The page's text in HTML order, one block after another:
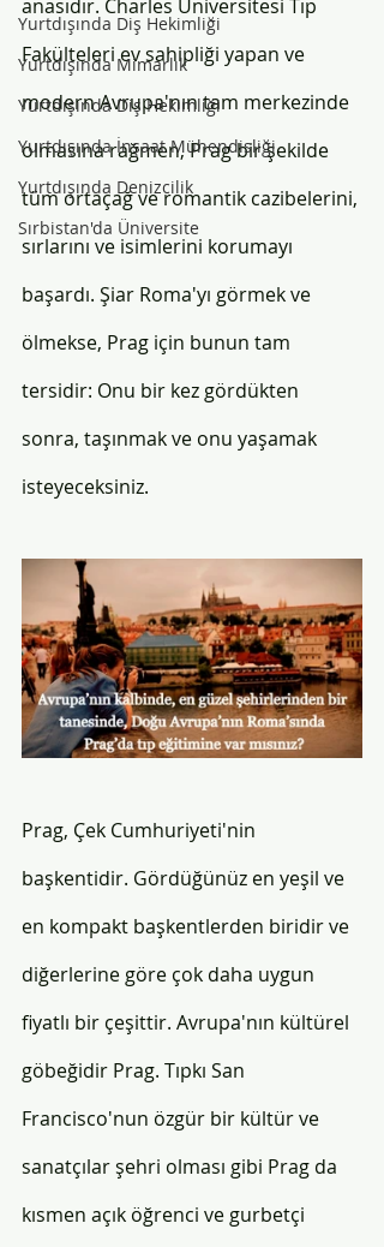
Yurtdışında Diş Hekimliği
Yurtdışında Mimarlık
Yurtdışında Diş Hekimliği
Yurtdışında İnşaat Mühendisliği
Yurtdışında Denizcilik
Sırbistan'da Üniversite
anasıdır. Charles Üniversitesi Tıp
Fakülteleri ev sahipliği yapan ve
modern Avrupa'nın tam merkezinde
olmasına rağmen, Prag bir şekilde
tüm ortaçağ ve romantik cazibelerini,
sırlarını ve isimlerini korumayı
başardı. Şiar Roma'yı görmek ve
ölmekse, Prag için bunun tam
tersidir: Onu bir kez gördükten
sonra, taşınmak ve onu yaşamak
isteyeceksiniz.
Prag, Çek Cumhuriyeti'nin
başkentidir. Gördüğünüz en yeşil ve
en kompakt başkentlerden biridir ve
diğerlerine göre çok daha uygun
fiyatlı bir çeşittir. Avrupa'nın kültürel
göbeğidir Prag. Tıpkı San
Francisco'nun özgür bir kültür ve
sanatçılar şehri olması gibi Prag da
kısmen açık öğrenci ve gurbetçi